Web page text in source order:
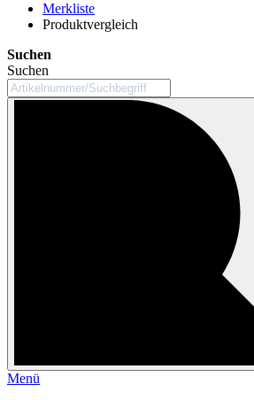
Merkliste
Produktvergleich
Suchen
Suchen
Menü